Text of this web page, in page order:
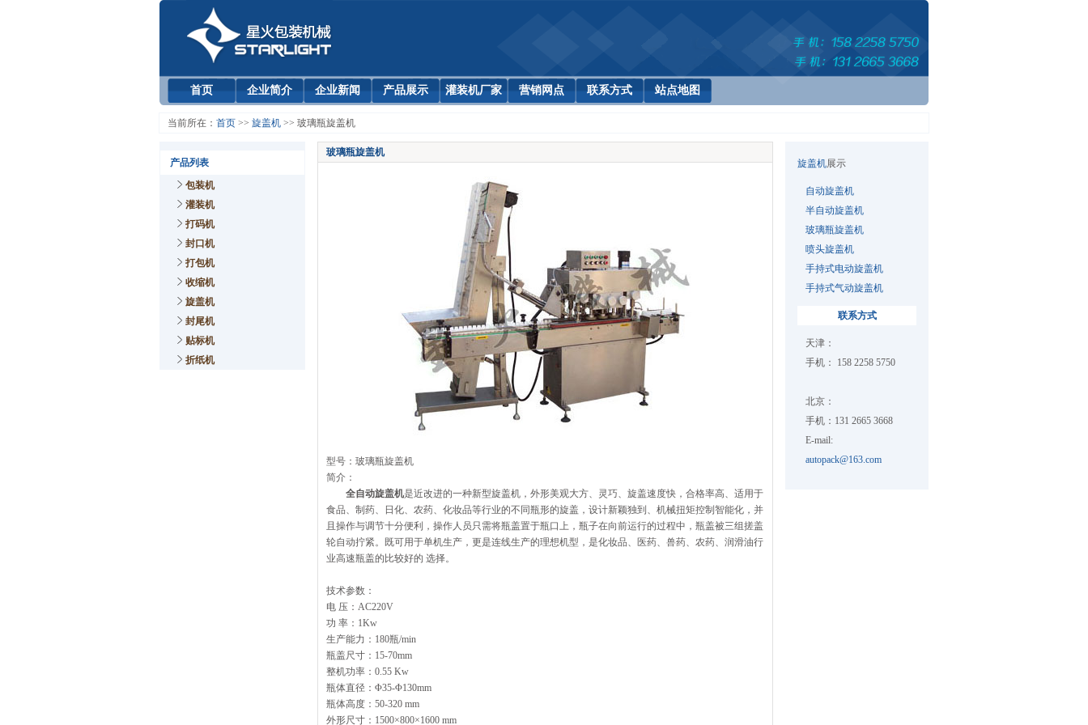
首页 企业简介 企业新闻 产品展示 灌装机厂家 营销网点 联系方式 站点地图
当前所在： 首页 >> 旋盖机 >> 玻璃瓶旋盖机
产品列表
包装机
灌装机
打码机
封口机
打包机
收缩机
旋盖机
封尾机
贴标机
折纸机
玻璃瓶旋盖机
型号：玻璃瓶旋盖机
简介：
全自动旋盖机是近改进的一种新型旋盖机，外形美观大方、灵巧、旋盖速度快，合格率高、适用于
食品、制药、日化、农药、化妆品等行业的不同瓶形的旋盖，设计新颖独到、机械扭矩控制智能化，并
且操作与调节十分便利，操作人员只需将瓶盖置于瓶口上，瓶子在向前运行的过程中，瓶盖被三组搓盖
轮自动拧紧。既可用于单机生产，更是连线生产的理想机型，是化妆品、医药、兽药、农药、润滑油行
业高速瓶盖的比较好的 选择。
技术参数：
电 压：AC220V
功 率：1Kw
生产能力：180瓶/min
瓶盖尺寸：15-70mm
整机功率：0.55 Kw
瓶体直径：Φ35-Φ130mm
瓶体高度：50-320 mm
外形尺寸：1500×800×1600 mm
旋盖机展示
自动旋盖机
半自动旋盖机
玻璃瓶旋盖机
喷头旋盖机
手持式电动旋盖机
手持式气动旋盖机
联系方式
天津：
手机： 158 2258 5750
北京：
手机：131 2665 3668
E-mail:
autopack@163.com